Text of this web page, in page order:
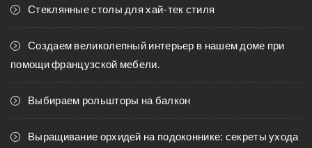
Стеклянные столы для хай-тек стиля
Создаем великолепный интерьер в нашем доме при
помощи французской мебели.
Выбираем рольшторы на балкон
Выращивание орхидей на подоконнике: секреты ухода